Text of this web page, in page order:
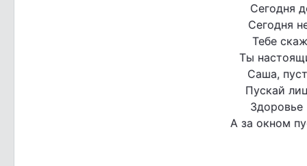
Сегодня
Сегодня
Тебе
Ты
Саша,
Пускай
Здоровье
А за окном